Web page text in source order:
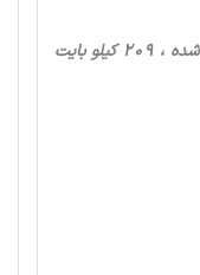
، اقتصاد صنعتی، 41 صفحه فارسی تایپ شده ، 209 کیلو بایت